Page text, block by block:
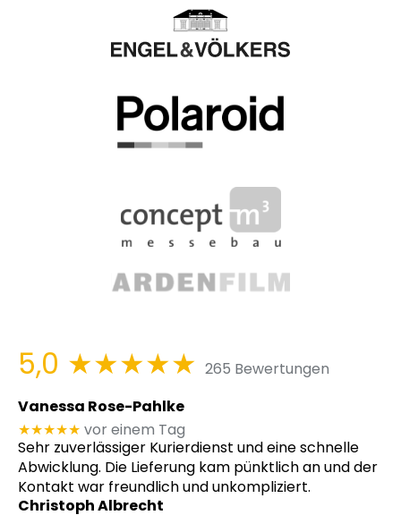
5,0 ★★★★★ 265 Bewertungen
Vanessa Rose-Pahlke
★★★★★ vor einem Tag
Sehr zuverlässiger Kurierdienst und eine schnelle
Abwicklung. Die Lieferung kam pünktlich an und der
Kontakt war freundlich und unkompliziert.
Christoph Albrecht